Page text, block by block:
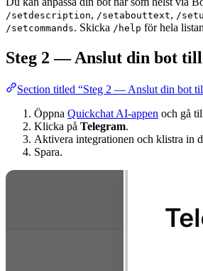
/setdescription, /setabouttext, /
/setcommands. Skicka /help för hela
Steg 2 — Anslut din bot
Section titled “Steg 2 — Anslut din bot
Öppna Quickchat AI-appen och gå
Klicka på Telegram.
Aktivera integrationen och klistra in
Spara.